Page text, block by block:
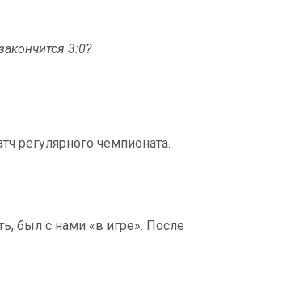
3:0?
регулярного чемпионата.
был с нами «в игре». После